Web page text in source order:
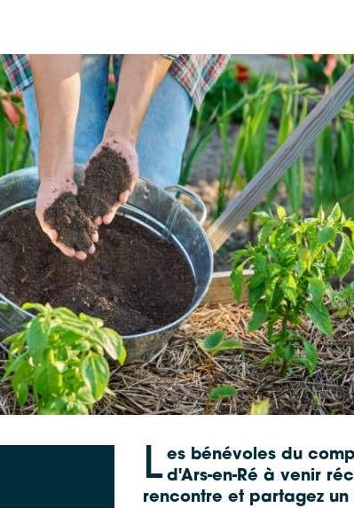
L es bénévoles du
d'Ars-en-Ré à venir
rencontre et partagez